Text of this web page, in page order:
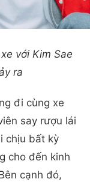
với Kim Sae
ra
đi cùng xe
say rượu lái
chịu bất kỳ
cho đến kinh
cạnh đó,